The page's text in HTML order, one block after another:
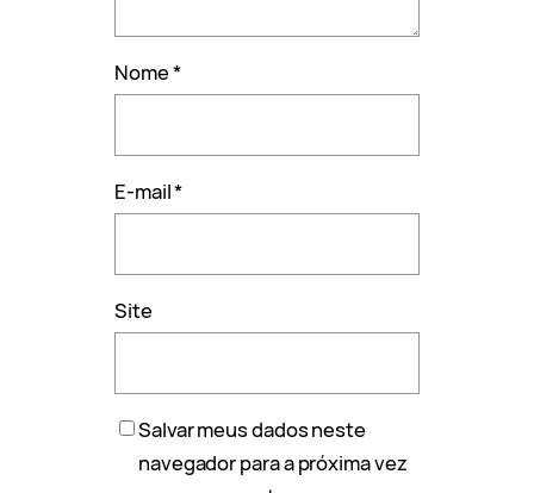
Nome*
E-mail*
Site
Salvar meus dados neste
navegador para a próxima vez